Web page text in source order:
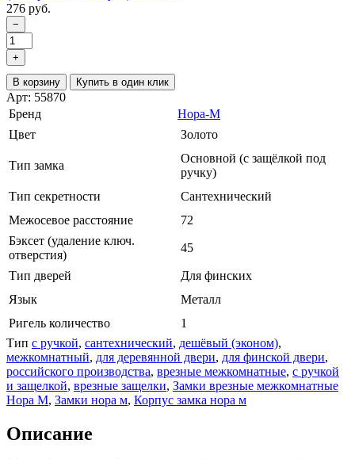
276 руб.
−
+
В корзину Купить в один клик
Арт: 55870
Бренд
Нора-М
Цвет
Золото
Тип замка
Основной (с защёлкой под
ручку)
Тип секретности
Сантехнический
Межосевое расстояние
72
Бэксет (удаление ключ.
отверстия)
45
Тип дверей
Для финских
Язык
Металл
Ригель количество
1
Тип с ручкой, сантехнический, дешёвый (эконом),
межкомнатный, для деревянной двери, для финской двери,
российского производства, врезные межкомнатные, с ручкой
и защелкой, врезные защелки, Замки врезные межкомнатные
Нора М, Замки нора м, Корпус замка нора м
Описание